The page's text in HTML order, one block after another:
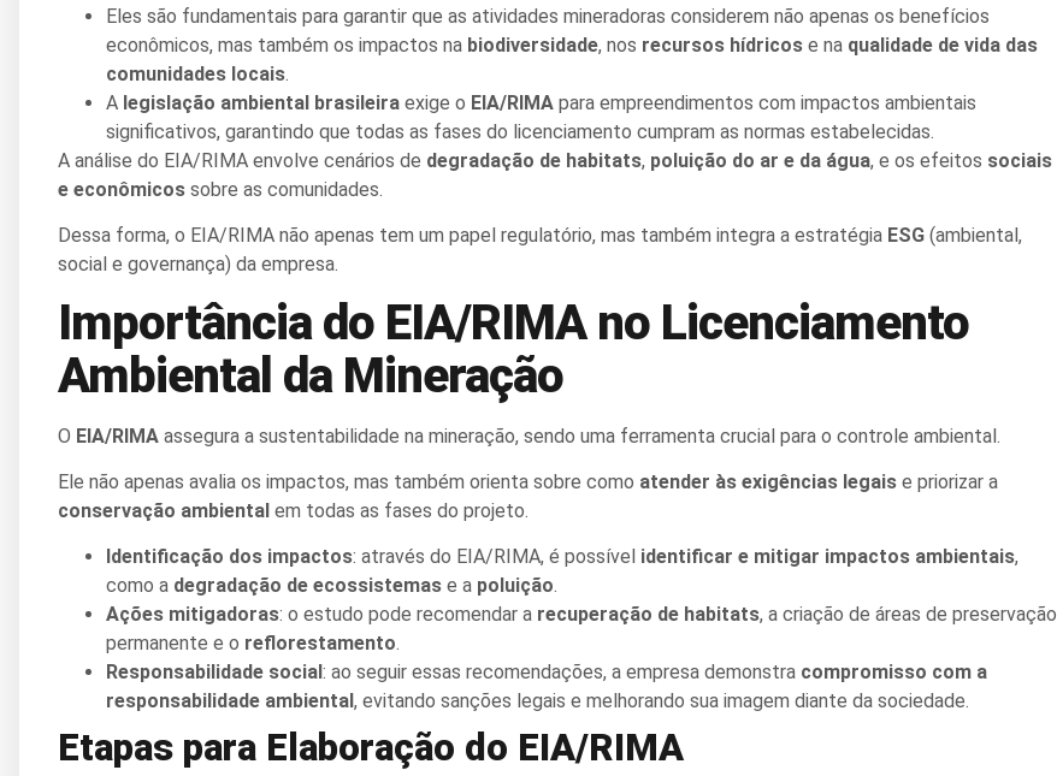
Eles são fundamentais para garantir que as atividades mineradoras considerem não apenas os benefícios
econômicos, mas também os impactos na biodiversidade, nos recursos hídricos e na qualidade de vida das
comunidades locais.
A legislação ambiental brasileira exige o EIA/RIMA para empreendimentos com impactos ambientais
significativos, garantindo que todas as fases do licenciamento cumpram as normas estabelecidas.
A análise do EIA/RIMA envolve cenários de degradação de habitats, poluição do ar e da água, e os efeitos sociais
e econômicos sobre as comunidades.
Dessa forma, o EIA/RIMA não apenas tem um papel regulatório, mas também integra a estratégia ESG (ambiental,
social e governança) da empresa.
Importância do EIA/RIMA no Licenciamento
Ambiental da Mineração
O EIA/RIMA assegura a sustentabilidade na mineração, sendo uma ferramenta crucial para o controle ambiental.
Ele não apenas avalia os impactos, mas também orienta sobre como atender às exigências legais e priorizar a
conservação ambiental em todas as fases do projeto.
Identificação dos impactos: através do EIA/RIMA, é possível identificar e mitigar impactos ambientais,
como a degradação de ecossistemas e a poluição.
Ações mitigadoras: o estudo pode recomendar a recuperação de habitats, a criação de áreas de preservação
permanente e o reflorestamento.
Responsabilidade social : ao seguir essas recomendações, a empresa demonstra compromisso com a
responsabilidade ambiental , evitando sanções legais e melhorando sua imagem diante da sociedade.
Etapas para Elaboração do EIA/RIMA